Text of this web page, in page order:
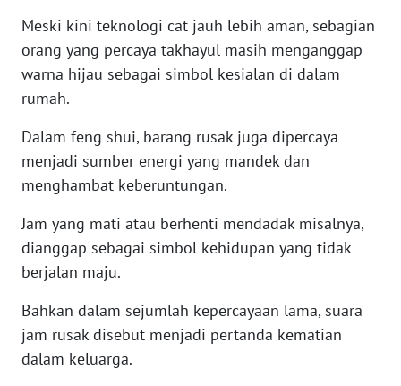
Meski kini teknologi cat jauh lebih aman, sebagian
orang yang percaya takhayul masih menganggap
warna hijau sebagai simbol kesialan di dalam
rumah.
Dalam feng shui, barang rusak juga dipercaya
menjadi sumber energi yang mandek dan
menghambat keberuntungan.
Jam yang mati atau berhenti mendadak misalnya,
dianggap sebagai simbol kehidupan yang tidak
berjalan maju.
Bahkan dalam sejumlah kepercayaan lama, suara
jam rusak disebut menjadi pertanda kematian
dalam keluarga.
WN
PAPUA
BARAT
RIAU
WN
SERAMBI
WN
JAMBI
WN
SULTRA